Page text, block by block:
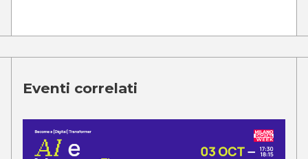
Eventi correlati